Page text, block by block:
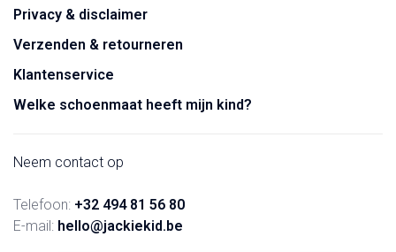
Privacy & disclaimer
Verzenden & retourneren
Klantenservice
Welke schoenmaat heeft mijn kind?
Neem contact op
Telefoon: +32 494 81 56 80
E-mail: hello@jackiekid.be